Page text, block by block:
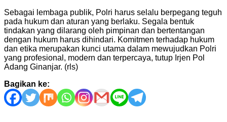
Sebagai lembaga publik, Polri harus selalu berpegang teguh
pada hukum dan aturan yang berlaku. Segala bentuk
tindakan yang dilarang oleh pimpinan dan bertentangan
dengan hukum harus dihindari. Komitmen terhadap hukum
dan etika merupakan kunci utama dalam mewujudkan Polri
yang profesional, modern dan terpercaya, tutup Irjen Pol
Adang Ginanjar. (rls)
Bagikan ke: